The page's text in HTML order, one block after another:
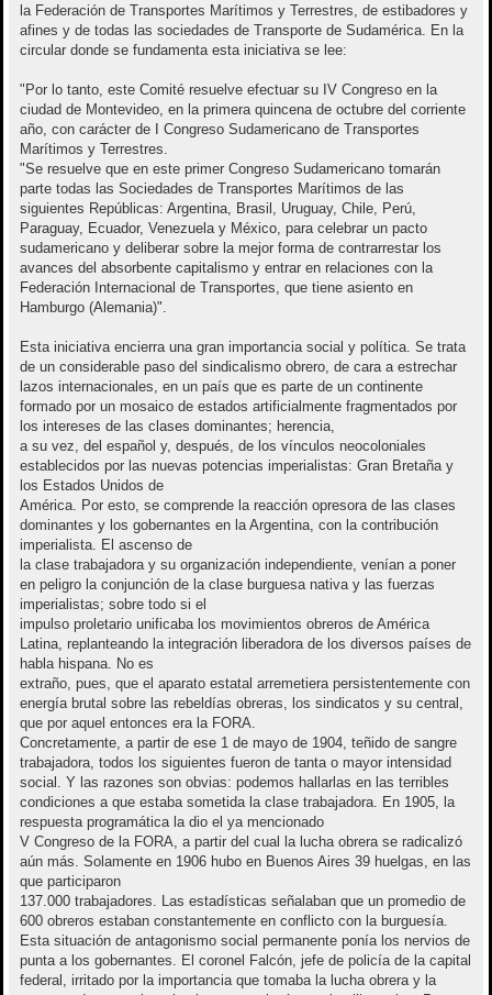
la Federación de Transportes Marítimos y Terrestres, de estibadores y
afines y de todas las sociedades de Transporte de Sudamérica. En la
circular donde se fundamenta esta iniciativa se lee:
"Por lo tanto, este Comité resuelve efectuar su IV Congreso en la
ciudad de Montevideo, en la primera quincena de octubre del corriente
año, con carácter de I Congreso Sudamericano de Transportes
Marítimos y Terrestres.
"Se resuelve que en este primer Congreso Sudamericano tomarán
parte todas las Sociedades de Transportes Marítimos de las
siguientes Repúblicas: Argentina, Brasil, Uruguay, Chile, Perú,
Paraguay, Ecuador, Venezuela y México, para celebrar un pacto
sudamericano y deliberar sobre la mejor forma de contrarrestar los
avances del absorbente capitalismo y entrar en relaciones con la
Federación Internacional de Transportes, que tiene asiento en
Hamburgo (Alemania)".
Esta iniciativa encierra una gran importancia social y política. Se trata
de un considerable paso del sindicalismo obrero, de cara a estrechar
lazos internacionales, en un país que es parte de un continente
formado por un mosaico de estados artificialmente fragmentados por
los intereses de las clases dominantes; herencia,
a su vez, del español y, después, de los vínculos neocoloniales
establecidos por las nuevas potencias imperialistas: Gran Bretaña y
los Estados Unidos de
América. Por esto, se comprende la reacción opresora de las clases
dominantes y los gobernantes en la Argentina, con la contribución
imperialista. El ascenso de
la clase trabajadora y su organización independiente, venían a poner
en peligro la conjunción de la clase burguesa nativa y las fuerzas
imperialistas; sobre todo si el
impulso proletario unificaba los movimientos obreros de América
Latina, replanteando la integración liberadora de los diversos países de
habla hispana. No es
extraño, pues, que el aparato estatal arremetiera persistentemente con
energía brutal sobre las rebeldías obreras, los sindicatos y su central,
que por aquel entonces era la FORA.
Concretamente, a partir de ese 1 de mayo de 1904, teñido de sangre
trabajadora, todos los siguientes fueron de tanta o mayor intensidad
social. Y las razones son obvias: podemos hallarlas en las terribles
condiciones a que estaba sometida la clase trabajadora. En 1905, la
respuesta programática la dio el ya mencionado
V Congreso de la FORA, a partir del cual la lucha obrera se radicalizó
aún más. Solamente en 1906 hubo en Buenos Aires 39 huelgas, en las
que participaron
137.000 trabajadores. Las estadísticas señalaban que un promedio de
600 obreros estaban constantemente en conflicto con la burguesía.
Esta situación de antagonismo social permanente ponía los nervios de
punta a los gobernantes. El coronel Falcón, jefe de policía de la capital
federal, irritado por la importancia que tomaba la lucha obrera y la